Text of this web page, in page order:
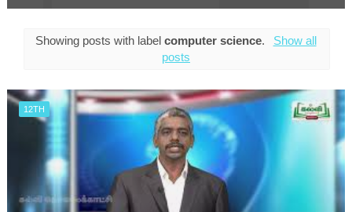
Showing posts with labelcomputer science.
Show all
posts
12TH